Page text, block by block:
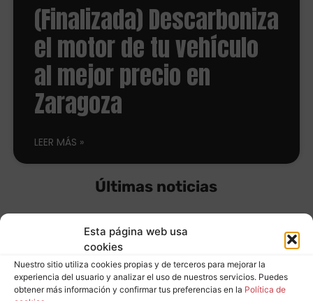
Esta página web usa
cookies
Nuestro sitio utiliza cookies propias y de terceros para mejorar la
experiencia del usuario y analizar el uso de nuestros servicios. Puedes
obtener más información y confirmar tus preferencias en la Política de
(Finalizada) Descarboniza
el motor de tu vehículo
al mejor precio en
Zaragoza
LEER MÁS
Últimas noticias
Equípate con
neumáticos
Leer más